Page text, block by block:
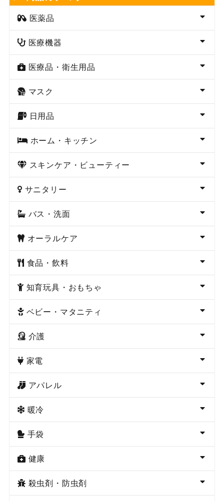
医薬品
医療機器
医療品・衛生用品
マスク
日用品
ホーム・キッチン
スキンケア・ビューティー
サニタリー
バス・洗面
オーラルケア
食品・飲料
知育玩具・おもちゃ
ベビー・マタニティ
介護
家電
アパレル
暖冷
手袋
健康
殺虫剤・防虫剤